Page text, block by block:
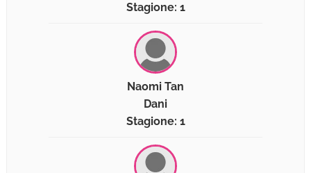
Stagione: 1
Naomi Tan
Dani
Stagione: 1